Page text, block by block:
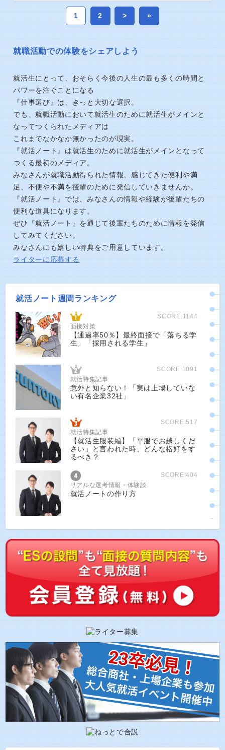
1 2 > »
就職活動での体験をシェアしよう
就活生にとって、おそらく今後の人生の最も多くの時間と
パワーを注ぐことになる
『仕事選び』は、きっと大切な選択。
でも、就職活動において就活生のために就活生がメインと
なってつくられたメディアは
これまでなかなか無かったのが現実。
『就活ノート』は就活生のために就活生がメインとなって
つくる最初のメディア。
みなさんが就職活動得られた情報、感じてきた便利や満
足、不便や不満を後輩のために発信していきませんか。
『就活ノート』では、みなさんの情報や経験が後輩たちの
便利な道具になります。
ぜひ『就活ノート』を通じて後輩たちのために情報を発信
してみてください。
みなさんにも嬉しい特典をご用意しています。
ライターに応募する
就活ノート週間ランキング
SCORE:1144
面接対策
【通過率50％】最終面接で「落ちる学
生」「採用される学生」
SCORE:1091
就活特集記事
意外と知らない！「実は上場していな
い有名企業32社」
SCORE:517
就活特集記事
【就活生服装編】「平服でお越しくだ
さい」と言われた時、どんな格好をす
るべき？
SCORE:404
リアルな選考情報・体験談
就活ノートの作り方